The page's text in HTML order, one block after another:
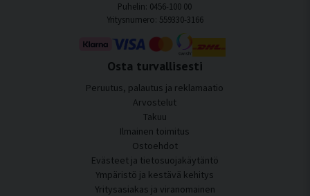
Puhelin: 0456-100 00
Yritysnumero: 559330-3166
Osta turvallisesti
Peruutus, palautus ja reklamaatio
Arvostelut
Takuu
Ilmainen toimitus
Ostoehdot
Evästeet ja tietosuojakäytäntö
Ympäristö ja kestävä kehitys
Yritysasiakas ja viranomainen